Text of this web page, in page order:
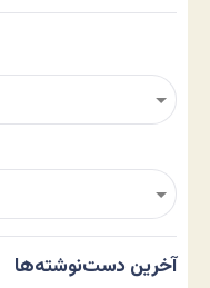
آخرین دست‌نوشته‌ها